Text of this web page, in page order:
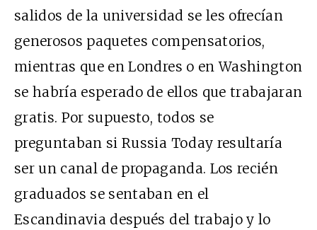
salidos de la universidad se les ofrecían
generosos paquetes compensatorios,
mientras que en Londres o en Washington
se habría esperado de ellos que trabajaran
gratis. Por supuesto, todos se
preguntaban si Russia Today resultaría
ser un canal de propaganda. Los recién
graduados se sentaban en el
Escandinavia después del trabajo y lo